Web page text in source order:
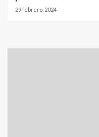
29 febrero, 2024
en la
joven de
Los
La